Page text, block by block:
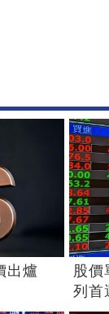
出爐
股
列首